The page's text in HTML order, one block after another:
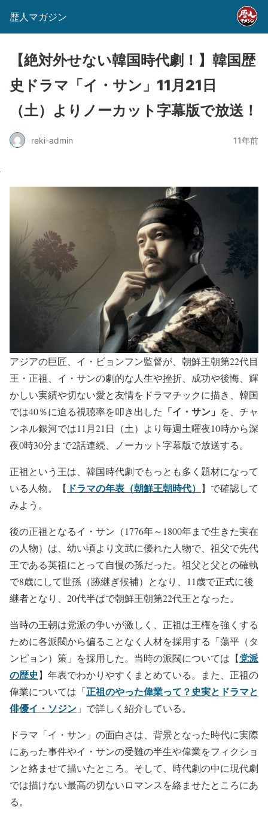
歴人マガジン
【絶対外せない韓国時代劇！】韓国歴
史ドラマ「イ・サン」11月21日
（土）よりノーカット字幕版で放送！
reki-admin 11年前
アジアの巨匠、イ・ビョンフン監督が、朝鮮王朝第22代目
王・正祖、イ・サンの劇的な人生や挫折、成功や後悔、輝
かしい実績や切ない愛と友情をドラマチックに描き、韓国
では40％に迫る視聴率を叩き出した 「イ・サン」 を、チャ
ンネル銀河では11月21日（土）より毎週土曜夜10時から深
夜0時30分まで2話連続、ノーカット字幕版で放送する。
正祖という王は、韓国時代劇でもっとも多く題材になって
いる人物。【 ドラマの年表（朝鮮王朝時代） 】で確認して
みよう。
後の正祖となるイ・サン（1776年～1800年まで生きた実在
の人物）は、幼い頃より文武に優れた人物で、祖父で先代
王である英祖にとって自慢の孫だった。祖父と父との確執
で8歳にして世孫（跡継ぎ候補）となり、11歳で正式に後
継者となり、20代半ばで朝鮮王朝第22代王となった。
当時の王朝は党派の争いが激しく、正祖は王権を強くする
ために各派閥から偏ることなく人材を採用する「蕩平（タ
ンピョン）策」を採用した。当時の派閥については【党派
の歴史】年表でわかりやすくまとめている。また、正祖の
偉業については「正祖のやった偉業って？史実とドラマと
俳優イ・ソジン 」で詳しく紹介している。
ドラマ「イ・サン」の面白さは、背景となった時代に実際
にあった事件やイ・サンの受難の半生や偉業をフィクショ
ンと絡ませて描いたところ。そして、時代劇の中に現代劇
では描けない最高の切ないロマンスを絡ませたところにあ
る。